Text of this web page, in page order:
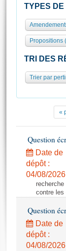
Présidence
577
Groupes
Séance
Europe et
Pétitions
Projets de loi
Propositions
Amendements
Textes adoptés
Rapports
Rapports sur
Rôle et
Présidence
(
Histoire
Juniors
Visiter
Visite
Assister à
La
Contacts
Photos
TYPES DE
Propositions
TRI DES
Trier par
«
Question
Date de
dépôt :
04/08/2026
contre les
Question
Date de
dépôt :
04/08/2026